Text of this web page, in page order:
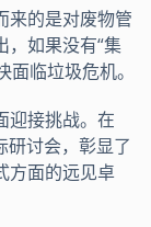
来的是对废物管
，如果没有“集
面临垃圾危机。
接挑战。在
讨会，彰显了
方面的远见卓